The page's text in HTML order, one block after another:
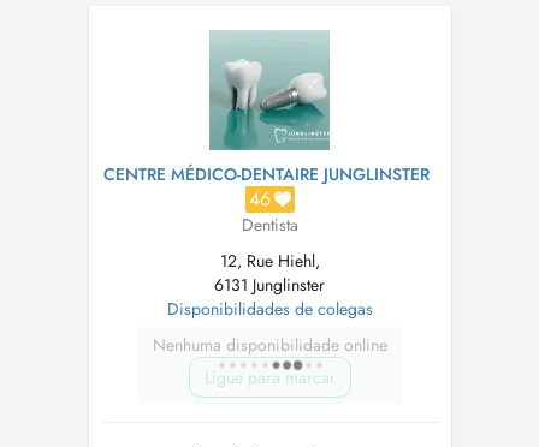
pour les trouble...
CENTRE MÉDICO-DENTAIRE JUNGLINSTER
46
Dentista
12, Rue Hiehl,
6131 Junglinster
Disponibilidades de colegas
Nenhuma disponibilidade online
Ligue para marcar